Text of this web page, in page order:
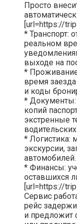
Просто
[url=https://
* Транспорт:
реальном
выходе на
*
время
и коды
* Документы:
копий
экстренные
* Логистика:
экскурсии,
автомобилей.
* Финансы:
оставшихся
[url=https://
Сервис
рейс
и предложит